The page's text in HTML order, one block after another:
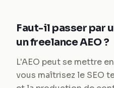
Faut-il passer par
un freelance AEO ?
L'AEO peut se mettre
vous maîtrisez le SEO